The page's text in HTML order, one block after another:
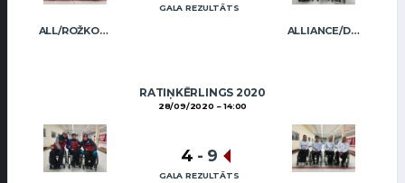
ALL/ROŽKOVA ALLIANCE/DIMBOVSKIS
GALA REZULTĀTS
RATIŅKĒRLINGS 2020
28/09/2020 14:00
4 - 9
GALA REZULTĀTS